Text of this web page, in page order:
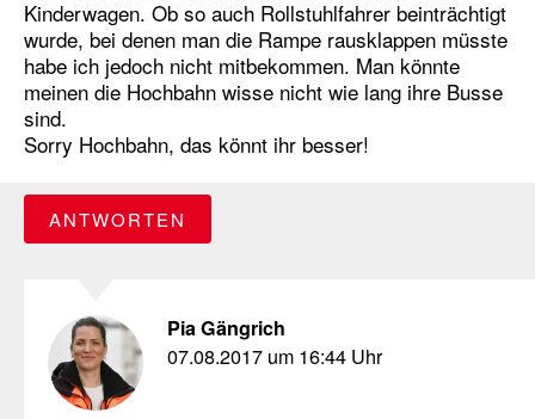
Kinderwagen. Ob so auch Rollstuhlfahrer beinträchtigt
wurde, bei denen man die Rampe rausklappen müsste
habe ich jedoch nicht mitbekommen. Man könnte
meinen die Hochbahn wisse nicht wie lang ihre Busse
sind.
Sorry Hochbahn, das könnt ihr besser!
ANTWORTEN
Pia Gängrich
07.08.2017 um 16:44 Uhr